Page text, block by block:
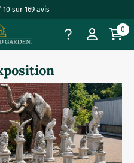
Choisissez les
10 sur 169avis
0